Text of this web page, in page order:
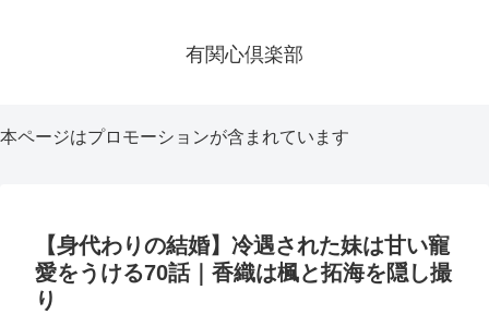
有関心倶楽部
本ページはプロモーションが含まれています
【身代わりの結婚】冷遇された妹は甘い寵
愛をうける70話｜香織は楓と拓海を隠し撮
り